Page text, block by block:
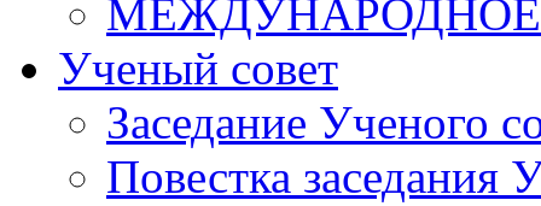
Ученый совет
Заседание Ученого
Повестка заседания